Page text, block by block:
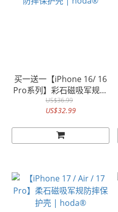
买一送一【iPhone 16/ 16
Pro系列】彩石磁吸军规防
摔保护壳 | hoda®
US$36.99
US$32.99